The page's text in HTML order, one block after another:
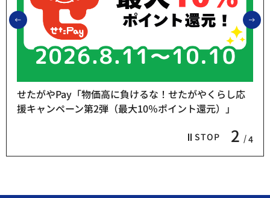
前のスライドを表示
STOP 2 4
せたがやPay「物価高に負けるな！せたがやくらし応
援キャンペーン第2弾（最大10％ポイント還元）」